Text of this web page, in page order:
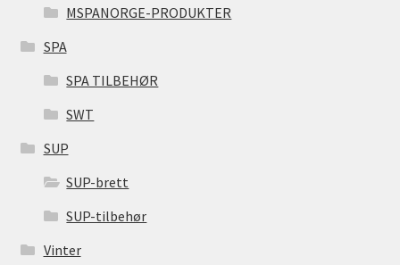
MSPANORGE-PRODUKTER
SPA
SPA TILBEHØR
SWT
SUP
SUP-brett
SUP-tilbehør
Vinter